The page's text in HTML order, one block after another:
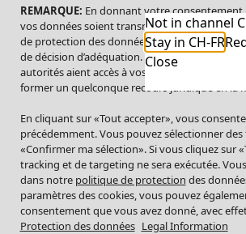
Not in channel
Stay in CH-FR
Close
REMARQUE: En donnant votre
vos données soient transmises aux États-
de protection des données comparable à celui
de décision d’adéquation. Par conséquent,
autorités aient accès à vos données à
former un quelconque recours juridique en la
En cliquant sur «Tout accepter», vous
précédemment. Vous pouvez sélectionner
«Confirmer ma sélection». Si vous cliquez sur
tracking et de targeting ne sera exécutée.
dans notre politique de protection des
paramètres des cookies, vous pouvez
consentement que vous avez donné, avec
Protection des données Legal Information